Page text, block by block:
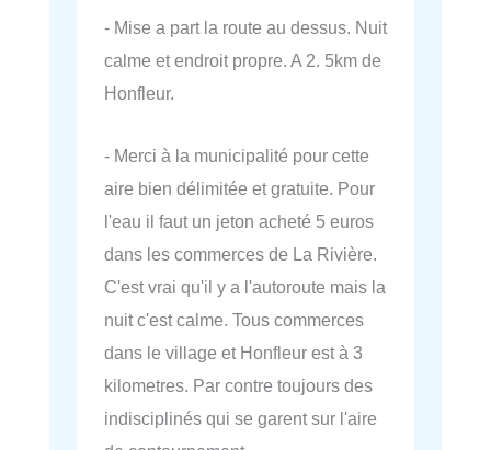
- Mise a part la route au dessus. Nuit
calme et endroit propre. A 2. 5km de
Honfleur.
- Merci à la municipalité pour cette
aire bien délimitée et gratuite. Pour
l'eau il faut un jeton acheté 5 euros
dans les commerces de La Rivière.
C'est vrai qu'il y a l'autoroute mais la
nuit c'est calme. Tous commerces
dans le village et Honfleur est à 3
kilometres. Par contre toujours des
indisciplinés qui se garent sur l'aire